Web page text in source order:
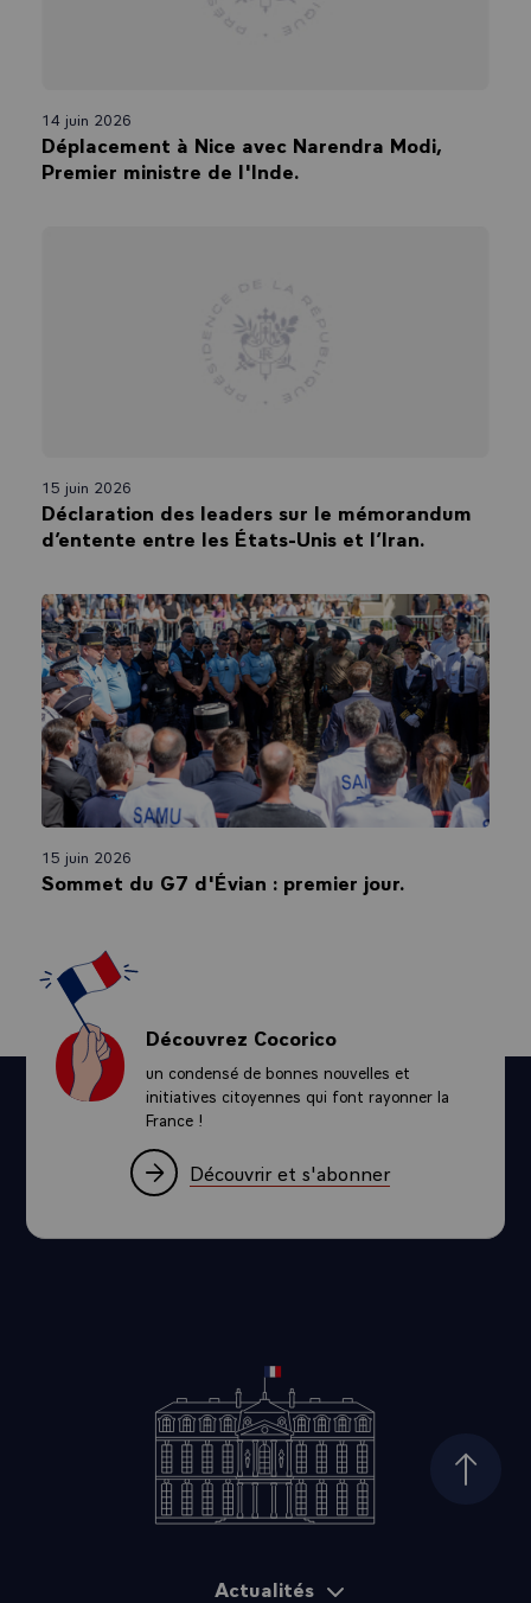
14 juin 2026
Déplacement à Nice avec Narendra Modi,
Premier ministre de l'Inde.
15 juin 2026
Déclaration des leaders sur le mémorandum
d’entente entre les États-Unis et l’Iran.
15 juin 2026
Sommet du G7 d'Évian : premier jour.
Découvrez Cocorico
un condensé de bonnes nouvelles et
initiatives citoyennes qui font rayonner la
France !
Découvrir et s'abonner
Haut
Actualités